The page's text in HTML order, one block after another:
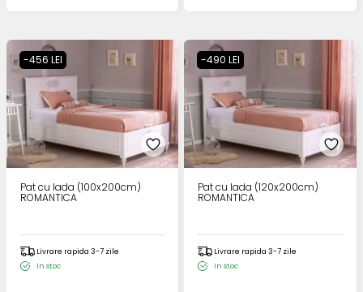
-456 LEI
Pat cu lada (100x200cm)
ROMANTICA
Livrare rapida 3-7 zile
In stoc
-490 LEI
Pat cu lada (120x200cm)
ROMANTICA
Livrare rapida 3-7 zile
In stoc